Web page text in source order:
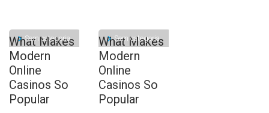
Sem categoria
What Makes
Modern
Online
Casinos So
Popular
Sem categoria
What Makes
Modern
Online
Casinos So
Popular